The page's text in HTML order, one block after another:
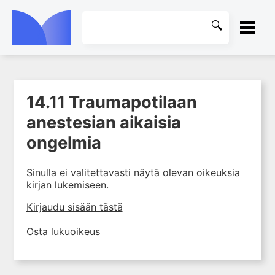
KIRJASTO
1. Tapaturmien yleisyys ja
2. Vammamekanismit
3. Tuki- ja liikuntaelimistön
4. Vammapotilaan arviointi ja
5. Potilasluokitus, ensihoidon
mahdollisuudet ja taktiikat
ensihoidossa
14.11 Traumapotilaan
anestesian aikaisia
ongelmia
Sinulla ei valitettavasti näytä olevan oikeuksia
kirjan lukemiseen.
Kirjaudu sisään tästä
Osta lukuoikeus